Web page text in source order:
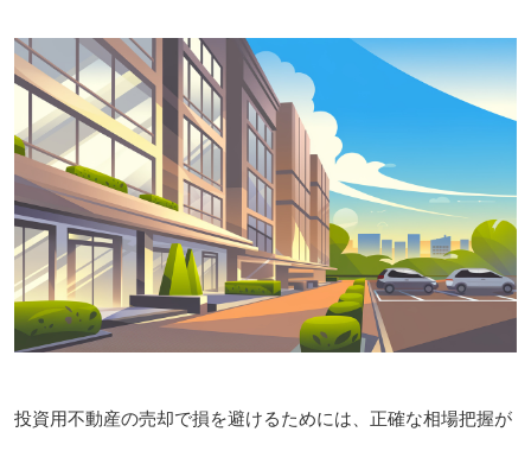
投資用不動産の売却で損を避けるためには、正確な相場把握が